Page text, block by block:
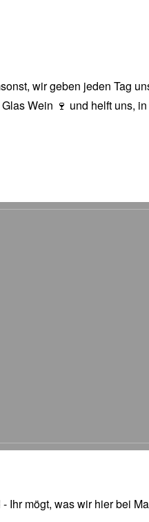
wir geben jeden Tag
Wein 🍷 und helft uns,
Ihr mögt, was wir hier bei